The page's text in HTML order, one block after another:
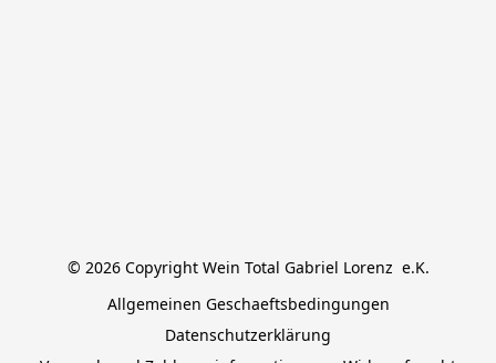
© 2026 Copyright Wein Total Gabriel Lorenz  e.K.
Allgemeinen Geschaeftsbedingungen
Datenschutzerklärung